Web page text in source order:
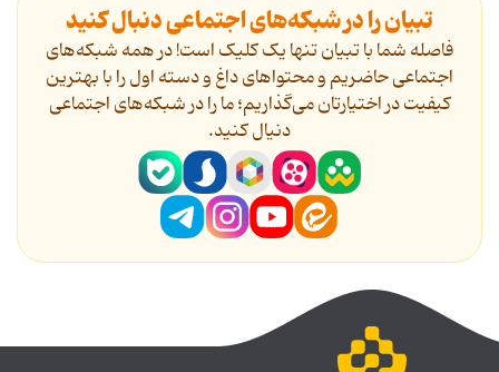
تبیان را در شبکه‌های اجتماعی دنبال کنید
فاصله شما با تبیان تنها یک کلیک است! در همه شبکه‌های
اجتماعی حاضریم و محتواهای داغ و دسته اول را با بهترین
کیفیت در اختیارتان می‌گذاریم؛ ما را در شبکه‌های اجتماعی
دنیال کنید.